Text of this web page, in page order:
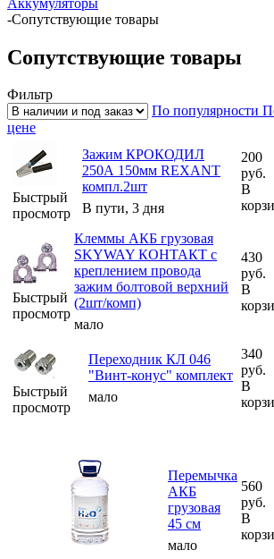
-Сопутствующие товары
Сопутствующие товары
Фильтр
По популярности
цене
Быстрый
просмотр
Зажим КРОКОДИЛ
250А 150мм REXANT
компл.2шт
В пути, 3 дня
200
руб.
В
Быстрый
просмотр
Клеммы АКБ грузовая
SKYWAY КОНТАКТ с
креплением провода
зажим болтовой верхний
(2шт/комп)
мало
430
руб.
В
Быстрый
просмотр
Переходник КЛ 046
"Винт-конус" комплект
мало
340
руб.
В
Перемычка
АКБ
грузовая
45 см
мало
560
руб.
В